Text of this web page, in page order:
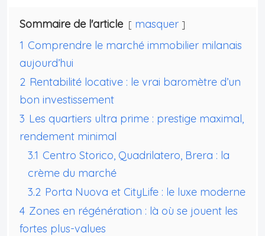
Sommaire de l'article
masquer
1 Comprendre le marché immobilier milanais
aujourd’hui
2 Rentabilité locative : le vrai baromètre d’un
bon investissement
3 Les quartiers ultra prime : prestige maximal,
rendement minimal
3.1 Centro Storico, Quadrilatero, Brera : la
crème du marché
3.2 Porta Nuova et CityLife : le luxe moderne
4 Zones en régénération : là où se jouent les
fortes plus-values